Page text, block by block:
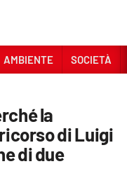
AMBIENTE SOCIETÀ
la
di Luigi
di due